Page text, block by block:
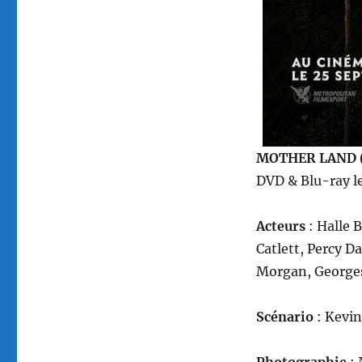
MOTHER
DVD & Blu-ray
Acteurs: Halle
Catlett, Percy
Morgan,
Scénario: Kevin